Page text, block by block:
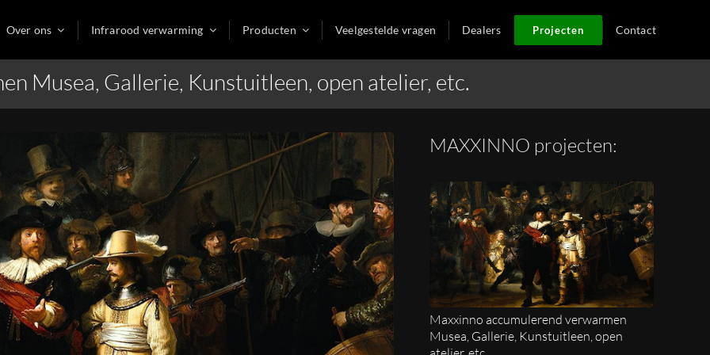
Over ons Infrarood verwarming Producten Veelgestelde vragen Dealers Projecten Contact
Musea, Gallerie, Kunstuitleen, open atelier, etc.
MAXXINNO projecten:
Maxxinno accumulerend verwarmen
Musea, Gallerie, Kunstuitleen, open